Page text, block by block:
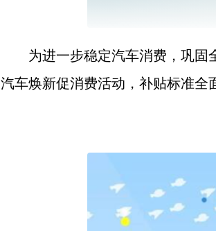
为进一步稳定汽车消费，巩固
汽车焕新促消费活动，补贴标准全